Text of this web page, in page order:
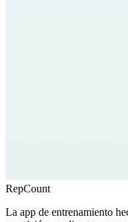
RepCount
La app de entrenamiento